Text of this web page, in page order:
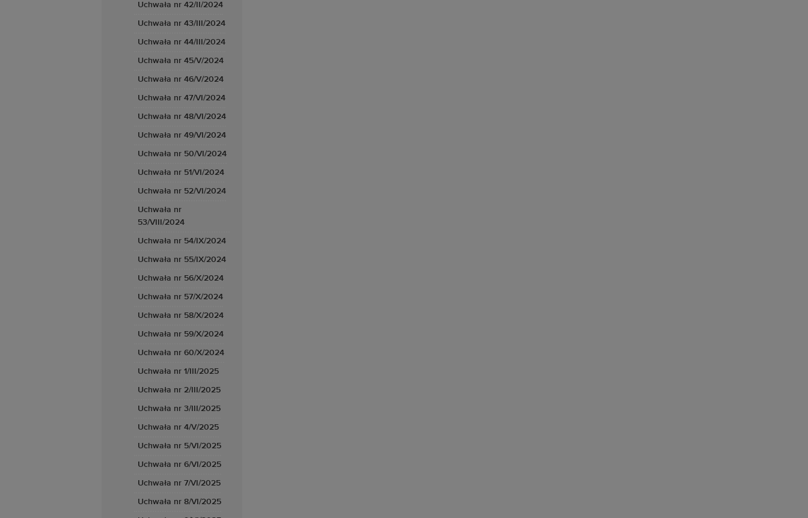
Uchwała nr 42/II/2024
Uchwała nr 43/III/2024
Uchwała nr 44/III/2024
Uchwała nr 45/V/2024
Uchwała nr 46/V/2024
Uchwała nr 47/VI/2024
Uchwała nr 48/VI/2024
Uchwała nr 49/VI/2024
Uchwała nr 50/VI/2024
Uchwała nr 51/VI/2024
Uchwała nr 52/VI/2024
Uchwała nr
53/VIII/2024
Uchwała nr 54/IX/2024
Uchwała nr 55/IX/2024
Uchwała nr 56/X/2024
Uchwała nr 57/X/2024
Uchwała nr 58/X/2024
Uchwała nr 59/X/2024
Uchwała nr 60/X/2024
Uchwała nr 1/III/2025
Uchwała nr 2/III/2025
Uchwała nr 3/III/2025
Uchwała nr 4/V/2025
Uchwała nr 5/VI/2025
Uchwała nr 6/VI/2025
Uchwała nr 7/VI/2025
Uchwała nr 8/VI/2025